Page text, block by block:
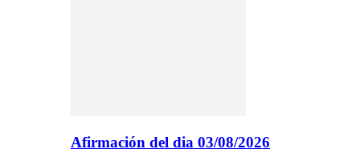
Afirmación del dia 03/08/2026